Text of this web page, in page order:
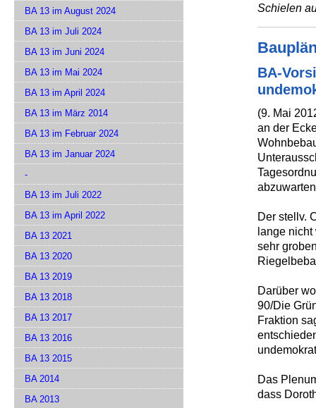
Schielen
BA-
(9. Mai
an der
Der stellv.
lange nicht
sehr
Darüber
90/Die
Fraktion
Das
dass
BA 13 im August 2024
BA 13 im Juli 2024
BA 13 im Juni 2024
BA 13 im Mai 2024
BA 13 im April 2024
BA 13 im März 2014
BA 13 im Februar 2024
BA 13 im Januar 2024
-
BA 13 im Juli 2022
BA 13 im April 2022
BA 13 2021
BA 13 2020
BA 13 2019
BA 13 2018
BA 13 2017
BA 13 2016
BA 13 2015
BA 2014
BA 2013